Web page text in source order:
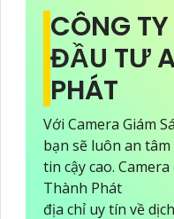
CÔNG
ĐẦU TƯ
PHÁT
Với Camera Giám
bạn sẽ luôn an
tin cậy cao.
Thành Phát
địa chỉ uy tín về